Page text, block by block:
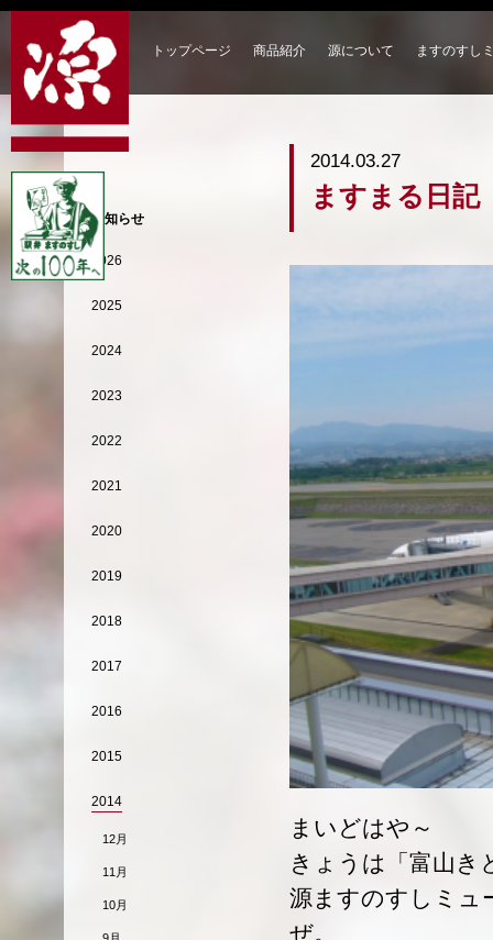
トップページ 商品紹介 源について ますのすし
2014.03.27
ますまる日記
まいどはや～
きょうは「富山き
源ますのすしミュ
ぜ。
お知らせ
2026
2025
2024
2023
2022
2021
2020
2019
2018
2017
2016
2015
2014
12月
11月
10月